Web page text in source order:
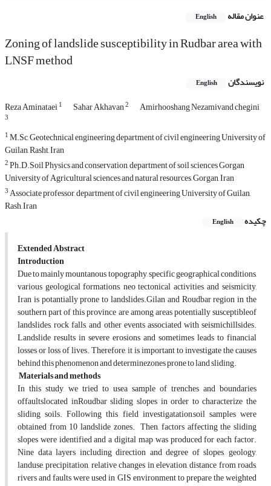
عنوان مقاله English
Zoning of landslide susceptibility in Rudbar area with
LNSF method
نویسندگان English
Reza Aminataei1 Sahar Akhavan2 Amirhooshang Nezamivand chegini
3
1M.Sc, Geotechnical engineering department of civil engineering University of
Guilan, Rasht, Iran
2Ph.D.Soil Physics and conservation, department of soil sciences Gorgan
University of Agricultural sciences and natural resources, Gorgan, Iran
3Associate professor, department of civil engineering University of Guilan,
Rash, Iran
چکیده
English
Extended Abstract
Introduction
Due to mainly mountanous topography, specific geographical conditions,
various geological formations, neo tectonical activities, and seismicity,
Iran is potantially prone to landslides.Gilan and Roudbar region in the
southern part of this province are among areas potentially susceptibleof
landslides, rock falls, and other events associated with seismichillsides.
Landslide results in severe erosions and sometimes leads to financial
losses or loss of lives. Therefore, it is important to investigate the causes
behind this phenomenon and determinezones prone to land sliding.
Materials and methods
In this study, we tried to usea sample of trenches and boundaries
offaultslocated inRoudbar sliding slopes in order to characterize the
sliding soils. Following this field investigatation,soil samples were
obtained from 10 landslide zones. Then, factors affecting the sliding
slopes were identified and a digital map was produced for each factor.
Nine data layers including direction and degree of slopes, geology,
landuse, precipitation, relative changes in elevation, distance from roads,
rivers and faults were used in GIS environment to prepare the weighted